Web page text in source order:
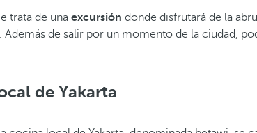
trata de una excursión donde disfrutará de la
. Además de salir por un momento de la ciudad,
de Yakarta